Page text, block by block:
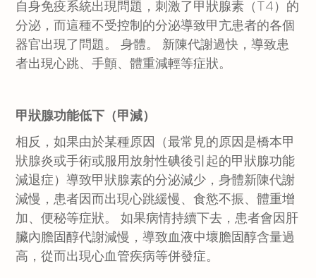
自身免疫系統出現問題，刺激了甲狀腺素（T4）的
分泌，而這種不受控制的分泌導致甲亢患者的各個
器官出現了問題。 身體。 新陳代謝過快，導致患
者出現心跳、手顫、體重減輕等症狀。
甲狀腺功能低下（甲減）
相反，如果由於某種原因（最常見的原因是橋本甲
狀腺炎或手術或服用放射性碘後引起的甲狀腺功能
減退症）導致甲狀腺素的分泌減少，身體新陳代謝
減慢，患者因而出現心跳緩慢、食慾不振、體重增
加、便秘等症狀。 如果病情持續下去，患者會因肝
臟內膽固醇代謝減慢，導致血液中壞膽固醇含量過
高，從而出現心血管疾病等併發症。